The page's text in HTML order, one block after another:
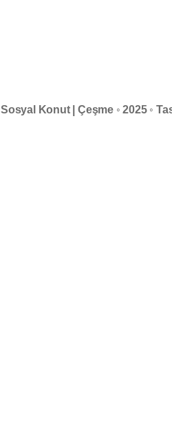
Sosyal Konut | Çeşme ◦ 2025 ◦